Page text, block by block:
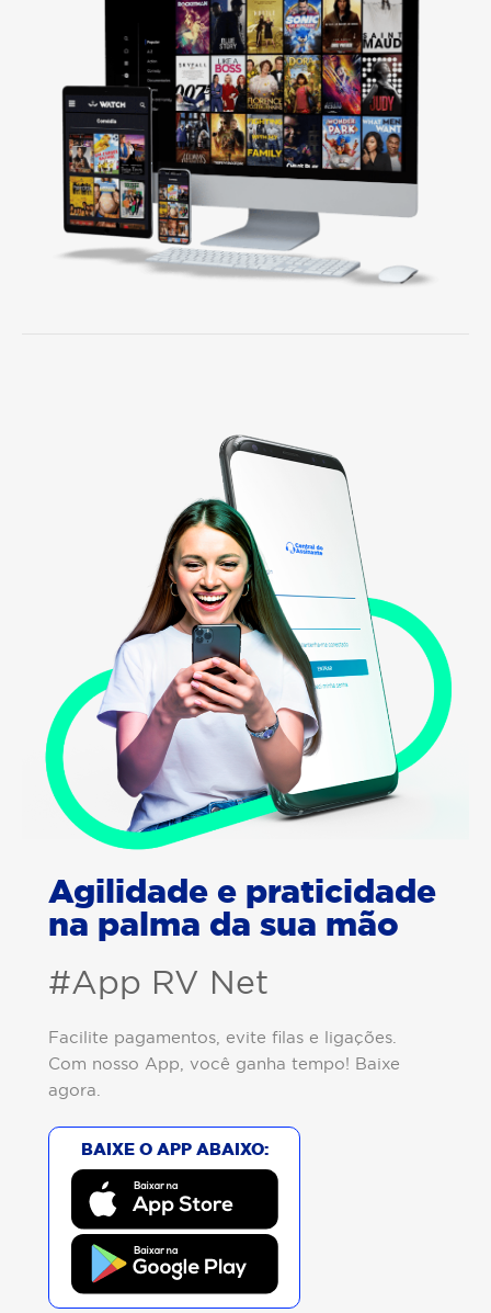
Agilidade e praticidade
na palma da sua mão
#App RV Net
Facilite pagamentos, evite filas e ligações.
Com nosso App, você ganha tempo! Baixe
agora.
BAIXE O APP ABAIXO: